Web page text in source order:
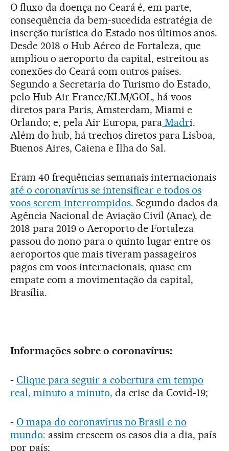
O fluxo da doença no Ceará é, em parte,
consequência da bem-sucedida estratégia de
inserção turística do Estado nos últimos anos.
Desde 2018 o Hub Aéreo de Fortaleza, que
ampliou o aeroporto da capital, estreitou as
conexões do Ceará com outros países.
Segundo a Secretaria do Turismo do Estado,
pelo Hub Air France/KLM/GOL, há voos
diretos para Paris, Amsterdam, Miami e
Orlando; e, pela Air Europa, para Madri.
Além do hub, há trechos diretos para Lisboa,
Buenos Aires, Caiena e Ilha do Sal.
Eram 40 frequências semanais internacionais
até o coronavírus se intensificar e todos os
voos serem interrompidos. Segundo dados da
Agência Nacional de Aviação Civil (Anac), de
2018 para 2019 o Aeroporto de Fortaleza
passou do nono para o quinto lugar entre os
aeroportos que mais tiveram passageiros
pagos em voos internacionais, quase em
empate com a movimentação da capital,
Brasília.
Informações sobre o coronavírus:
- Clique para seguir a cobertura em tempo
real, minuto a minuto, da crise da Covid-19;
- O mapa do coronavírus no Brasil e no
mundo: assim crescem os casos dia a dia, país
por país;